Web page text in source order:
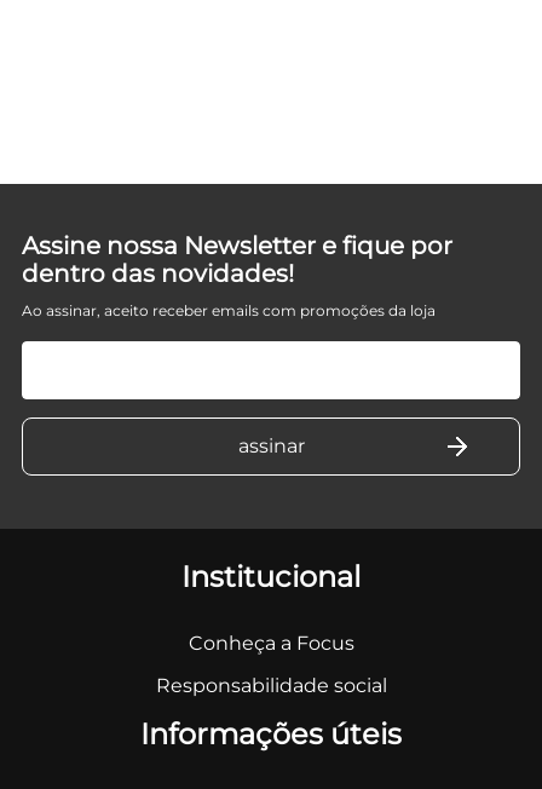
Assine nossa Newsletter e fique por
dentro das novidades!
Ao assinar, aceito receber emails com promoções da loja
Institucional
Conheça a Focus
Responsabilidade social
Informações úteis